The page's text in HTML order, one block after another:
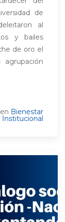
de
al
y bailes
de oro el
Bienestar
Institucional